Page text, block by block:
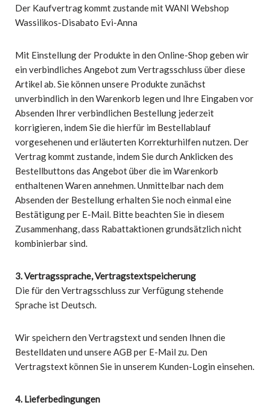
Der Kaufvertrag kommt zustande mit WANI Webshop
Wassilikos-Disabato Evi-Anna
Mit Einstellung der Produkte in den Online-Shop geben wir
ein verbindliches Angebot zum Vertragsschluss über diese
Artikel ab. Sie können unsere Produkte zunächst
unverbindlich in den Warenkorb legen und Ihre Eingaben vor
Absenden Ihrer verbindlichen Bestellung jederzeit
korrigieren, indem Sie die hierfür im Bestellablauf
vorgesehenen und erläuterten Korrekturhilfen nutzen. Der
Vertrag kommt zustande, indem Sie durch Anklicken des
Bestellbuttons das Angebot über die im Warenkorb
enthaltenen Waren annehmen. Unmittelbar nach dem
Absenden der Bestellung erhalten Sie noch einmal eine
Bestätigung per E-Mail. Bitte beachten Sie in diesem
Zusammenhang, dass Rabattaktionen grundsätzlich nicht
kombinierbar sind.
3. Vertragssprache, Vertragstextspeicherung
Die für den Vertragsschluss zur Verfügung stehende
Sprache ist Deutsch.
Wir speichern den Vertragstext und senden Ihnen die
Bestelldaten und unsere AGB per E-Mail zu. Den
Vertragstext können Sie in unserem Kunden-Login einsehen.
4. Lieferbedingungen